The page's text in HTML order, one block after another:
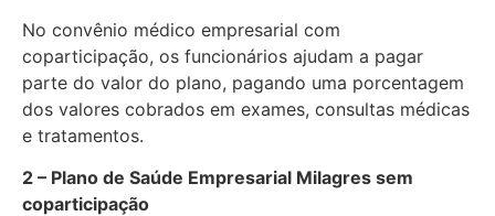
No convênio médico empresarial com
coparticipação, os funcionários ajudam a pagar
parte do valor do plano, pagando uma porcentagem
dos valores cobrados em exames, consultas médicas
e tratamentos.
2 – Plano de Saúde Empresarial Milagres sem
coparticipação